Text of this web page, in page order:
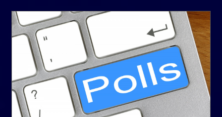
「유」
Yoo (한국 성)
;
CC-BY-SA 3.0
Unported License
눈 네트워크
Snoworld
One Way Faith